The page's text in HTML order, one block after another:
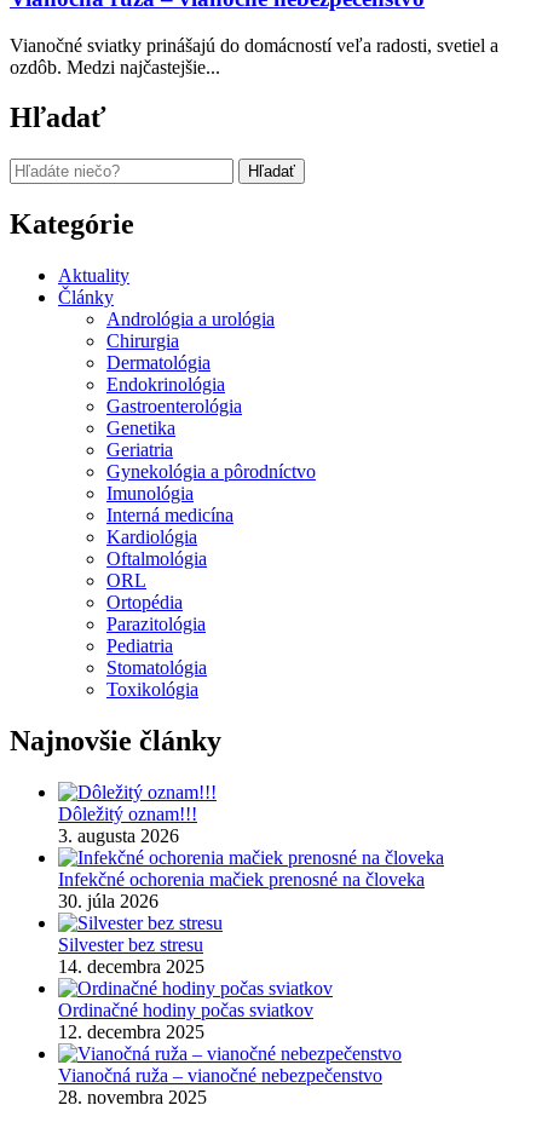
Vianočné sviatky prinášajú do domácností veľa radosti, svetiel a
ozdôb. Medzi najčastejšie...
Hľadať
Hľadať:
Kategórie
Aktuality
Články
Andrológia a urológia
Chirurgia
Dermatológia
Endokrinológia
Gastroenterológia
Genetika
Geriatria
Gynekológia a pôrodníctvo
Imunológia
Interná medicína
Kardiológia
Oftalmológia
ORL
Ortopédia
Parazitológia
Pediatria
Stomatológia
Toxikológia
Najnovšie články
Dôležitý oznam!!!
3. augusta 2026
Infekčné ochorenia mačiek prenosné na človeka
30. júla 2026
Silvester bez stresu
14. decembra 2025
Ordinačné hodiny počas sviatkov
12. decembra 2025
Vianočná ruža – vianočné nebezpečenstvo
28. novembra 2025